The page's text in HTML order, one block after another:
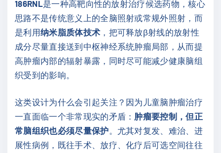
186RNL是一种高靶向性的放射治疗候选药物，核心
思路不是传统意义上的全脑照射或常规外照射，而
是利用纳米脂质体技术 ，把可释放β射线的放射性
成分尽量直接送到中枢神经系统肿瘤局部，从而提
高肿瘤内部的辐射暴露，同时尽可能减少健康脑组
织受到的影响。
这类设计为什么会引起关注？因为儿童脑肿瘤治疗
一直面临一个非常现实的矛盾： 肿瘤要控制，但正
常脑组织也必须尽量保护 。尤其对复发、难治、进
展性病例，既往手术、放疗、化疗后可选空间往往